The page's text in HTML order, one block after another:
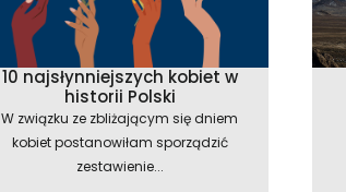
10 najsłynniejszych kobiet w
historii Polski
W związku ze zbliżającym się dniem
kobiet postanowiłam sporządzić
zestawienie...